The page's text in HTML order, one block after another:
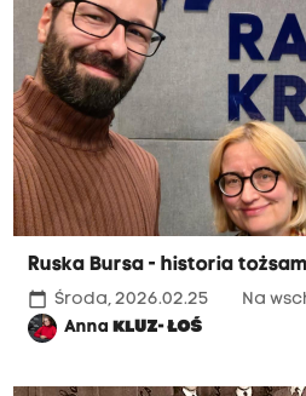
Ruska Bursa - historia
calendar_today Środa, 2026.02.25
Na
AnnaKLUZ- ŁOŚ